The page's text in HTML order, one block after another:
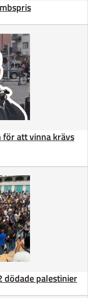
att vinna krävs
dödade palestinier